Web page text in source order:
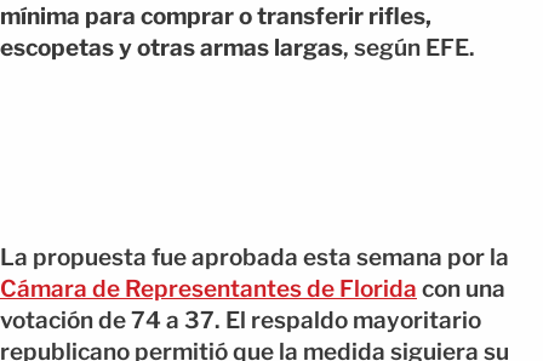
mínima para comprar o transferir rifles,
escopetas y otras armas largas, según EFE.
La propuesta fue aprobada esta semana por la
Cámara de Representantes de Florida con una
votación de 74 a 37. El respaldo mayoritario
republicano permitió que la medida siguiera su